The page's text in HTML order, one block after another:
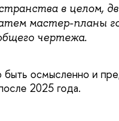
в целом,
мастер-планы
чертежа.
осмысленно и
2025 года.